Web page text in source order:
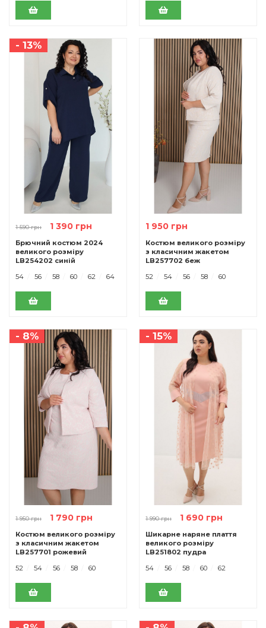
- 13%
1 590 грн 1 390 грн
Брючний костюм 2024
великого розміру
LB254202 синій
54
56 58 60 62 64
1 950 грн
Костюм великого розміру
з класичним жакетом
LB257702 беж
52
54 56 58 60
- 8%
1 950 грн 1 790 грн
Костюм великого розміру
з класичним жакетом
LB257701 рожевий
52
54 56 58 60
- 15%
1 990 грн 1 690 грн
Шикарне наряне плаття
великого розміру
LB251802 пудра
54
56 58 60 62